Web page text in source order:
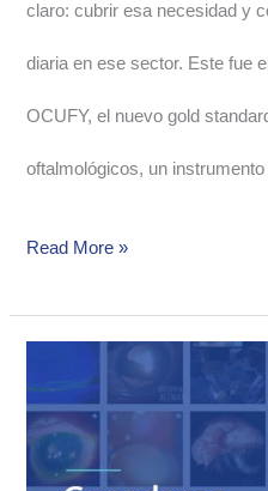
claro: cubrir esa necesidad y
diaria en ese sector. Este fue
OCUFY, el nuevo gold
oftalmológicos, un
Read More »
del
OCUFYGHT